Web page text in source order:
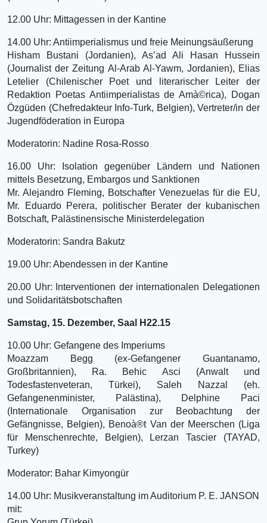
12.00 Uhr: Mittagessen in der Kantine
14.00 Uhr: Antiimperialismus und freie Meinungsäußerung
Hisham Bustani (Jordanien), As’ad Ali Hasan Hussein
(Journalist der Zeitung Al-Arab Al-Yawm, Jordanien), Elias
Letelier (Chilenischer Poet und literarischer Leiter der
Redaktion Poetas Antiimperialistas de Amà©rica), Dogan
Özgüden (Chefredakteur Info-Turk, Belgien), Vertreter/in der
Jugendföderation in Europa
Moderatorin: Nadine Rosa-Rosso
16.00 Uhr: Isolation gegenüber Ländern und Nationen
mittels Besetzung, Embargos und Sanktionen
Mr. Alejandro Fleming, Botschafter Venezuelas für die EU,
Mr. Eduardo Perera, politischer Berater der kubanischen
Botschaft, Palästinensische Ministerdelegation
Moderatorin: Sandra Bakutz
19.00 Uhr: Abendessen in der Kantine
20.00 Uhr: Interventionen der internationalen Delegationen
und Solidaritätsbotschaften
Samstag, 15. Dezember, Saal H22.15
10.00 Uhr: Gefangene des Imperiums
Moazzam Begg (ex-Gefangener Guantanamo,
Großbritannien), Ra. Behic Asci (Anwalt und
Todesfastenveteran, Türkei), Saleh Nazzal (eh.
Gefangenenminister, Palästina), Delphine Paci
(Internationale Organisation zur Beobachtung der
Gefängnisse, Belgien), Benoà®t Van der Meerschen (Liga
für Menschenrechte, Belgien), Lerzan Tascier (TAYAD,
Turkey)
Moderator: Bahar Kimyongür
14.00 Uhr: Musikveranstaltung im Auditorium P. E. JANSON
mit: